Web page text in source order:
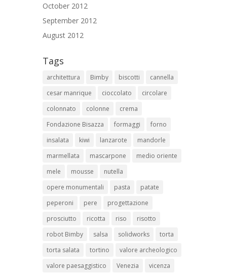
October 2012
September 2012
August 2012
Tags
architettura Bimby biscotti
cannella
cesar manrique
cioccolato
circolare
colonnato
colonne
crema
Fondazione Bisazza
formaggi
forno
insalata
kiwi lanzarote
mandorle
marmellata
mascarpone
medio oriente
mele
mousse
nutella
opere monumentali
pasta
patate
peperoni
pere
progettazione
prosciutto
ricotta riso
risotto
robot Bimby
salsa solidworks
torta
torta salata
tortino
valore archeologico
valore paesaggistico
Venezia vicenza